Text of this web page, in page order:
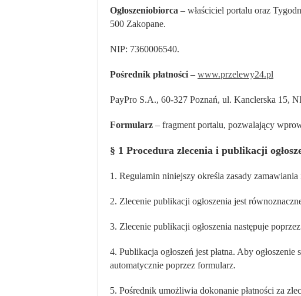
Ogłoszeniobiorca – właściciel portalu oraz
500 Zakopane.
NIP: 7360006540.
Pośrednik płatności – www.przelewy24.pl
PayPro S.A., 60-327 Poznań, ul. Kanclerska 15,
Formularz – fragment portalu, pozwalający
§ 1 Procedura zlecenia i publikacji
1. Regulamin niniejszy określa zasady
2. Zlecenie publikacji ogłoszenia jest
3. Zlecenie publikacji ogłoszenia następuje
4. Publikacja ogłoszeń jest płatna. Aby
automatycznie poprzez formularz.
5. Pośrednik umożliwia dokonanie płatności za